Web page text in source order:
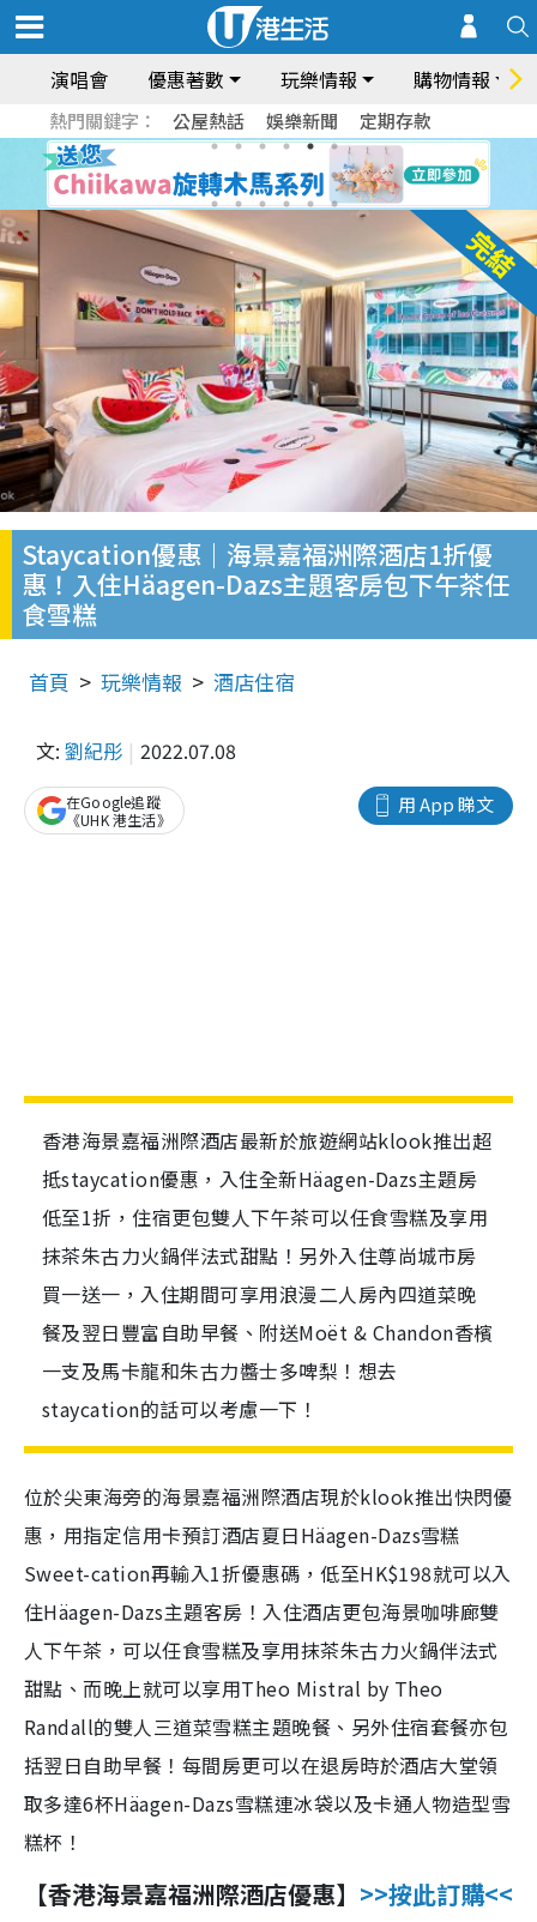
演唱會 優惠著數 玩樂情報 購物情報
熱門關鍵字： 公屋熱話 娛樂新聞 定期存款
Staycation優惠｜海景嘉福洲際酒店1折優
惠！入住Häagen-Dazs主題客房包下午茶任
食雪糕
首頁 玩樂情報 酒店住宿
文: 劉紀彤 2022.07.08
用 App 睇文
在Google追蹤
《UHK 港生活》
香港海景嘉福洲際酒店最新於旅遊網站klook推出超
抵staycation優惠，入住全新Häagen-Dazs主題房
低至1折，住宿更包雙人下午茶可以任食雪糕及享用
抹茶朱古力火鍋伴法式甜點！另外入住尊尚城市房
買一送一，入住期間可享用浪漫二人房內四道菜晚
餐及翌日豐富自助早餐、附送Moët & Chandon香檳
一支及馬卡龍和朱古力醬士多啤梨！想去
staycation的話可以考慮一下！
位於尖東海旁的海景嘉福洲際酒店現於klook推出快閃優
惠，用指定信用卡預訂酒店夏日Häagen-Dazs雪糕
Sweet-cation再輸入1折優惠碼，低至HK$198就可以入
住Häagen-Dazs主題客房！入住酒店更包海景咖啡廊雙
人下午茶，可以任食雪糕及享用抹茶朱古力火鍋伴法式
甜點、而晚上就可以享用Theo Mistral by Theo
Randall的雙人三道菜雪糕主題晚餐、另外住宿套餐亦包
括翌日自助早餐！每間房更可以在退房時於酒店大堂領
取多達6杯Häagen-Dazs雪糕連冰袋以及卡通人物造型雪
糕杯！
【香港海景嘉福洲際酒店優惠】 >>按此訂購<<